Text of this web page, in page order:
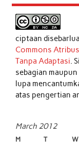
ciptaan
Commons
Tanpa Adaptasi.
sebagian
lupa
atas pengertian
March 2012
M T W